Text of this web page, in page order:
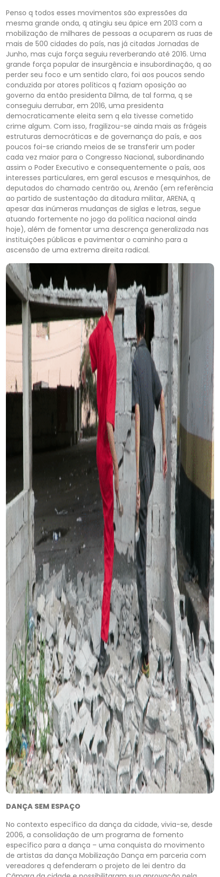
Penso q todos esses movimentos são expressões da
mesma grande onda, q atingiu seu ápice em 2013 com a
mobilização de milhares de pessoas a ocuparem as ruas de
mais de 500 cidades do país, nas já citadas Jornadas de
Junho, mas cuja força seguiu reverberando até 2016. Uma
grande força popular de insurgência e insubordinação, q ao
perder seu foco e um sentido claro, foi aos poucos sendo
conduzida por atores políticos q faziam oposição ao
governo da então presidenta Dilma, de tal forma, q se
conseguiu derrubar, em 2016, uma presidenta
democraticamente eleita sem q ela tivesse cometido
crime algum. Com isso, fragilizou-se ainda mais as frágeis
estruturas democráticas e de governança do país, e aos
poucos foi-se criando meios de se transferir um poder
cada vez maior para o Congresso Nacional, subordinando
assim o Poder Executivo e consequentemente o país, aos
interesses particulares, em geral escusos e mesquinhos, de
deputados do chamado centrão ou, Arenão (em referência
ao partido de sustentação da ditadura militar, ARENA, q
apesar das inúmeras mudanças de siglas e letras, segue
atuando fortemente no jogo da política nacional ainda
hoje), além de fomentar uma descrença generalizada nas
instituições públicas e pavimentar o caminho para a
ascensão de uma extrema direita radical.
DANÇA SEM ESPAÇO
No contexto específico da dança da cidade, vivia-se, desde
2006, a consolidação de um programa de fomento
específico para a dança – uma conquista do movimento
de artistas da dança Mobilização Dança em parceria com
vereadores q defenderam o projeto de lei dentro da